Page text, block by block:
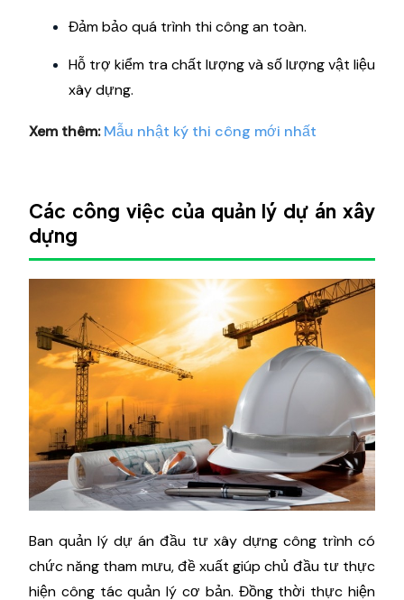
Đảm bảo quá trình thi công an toàn.
Hỗ trợ kiểm tra chất lượng và số lượng vật liệu
xây dựng.
Xem thêm: Mẫu nhật ký thi công mới nhất
Các công việc của quản lý dự án xây
dựng
Ban quản lý dự án đầu tư xây dựng công trình có
chức năng tham mưu, đề xuất giúp chủ đầu tư thực
hiện công tác quản lý cơ bản. Đồng thời thực hiện